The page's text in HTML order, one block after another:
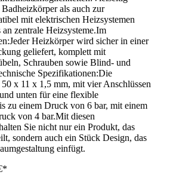
als auch zur
mit elektrischen Heizsystemen
zentrale Heizsysteme.Im
Heizkörper wird sicher in einer
geliefert, komplett mit
Schrauben sowie Blind- und
Spezifikationen:Die
50 x 11 x 1,5 mm, mit vier Anschlüssen
unten für eine flexible
zu einem Druck von 6 bar, mit einem
von 4 bar.Mit diesen
Sie nicht nur ein Produkt, das
sondern auch ein Stück Design, das
einfügt.